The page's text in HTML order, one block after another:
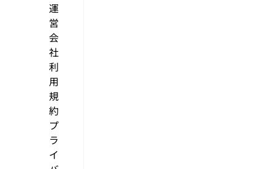
運
営
会
社
利
用
規
約
プ
ラ
イ